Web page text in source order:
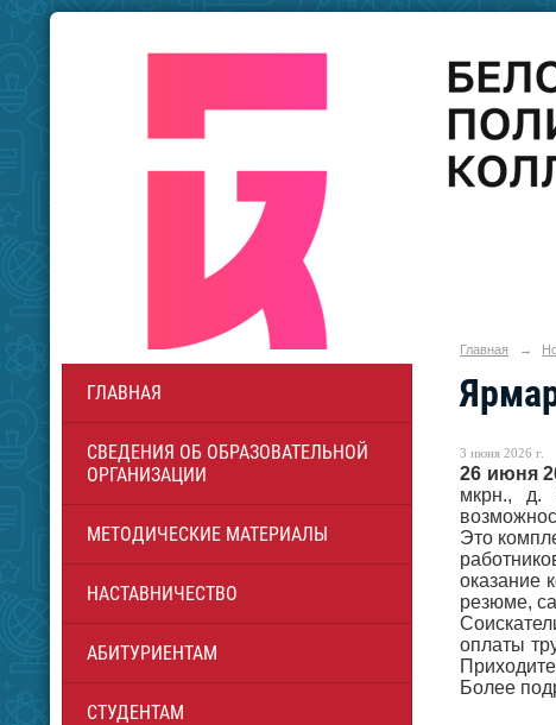
ГЛАВНАЯ
СВЕДЕНИЯ ОБ ОБРАЗОВАТЕЛЬНОЙ
ОРГАНИЗАЦИИ
МЕТОДИЧЕСКИЕ МАТЕРИАЛЫ
НАСТАВНИЧЕСТВО
АБИТУРИЕНТАМ
СТУДЕНТАМ
Главная →
3 июня 2026 г.
26 июня
мкрн., д.
Это
оказание
резюме,
оплаты
Более